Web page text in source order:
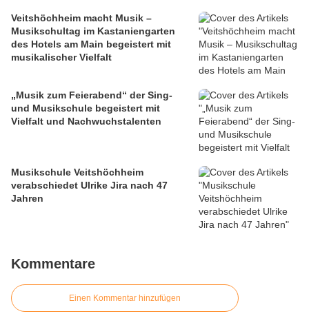
Veitshöchheim macht Musik –
Musikschultag im Kastaniengarten
des Hotels am Main begeistert mit
musikalischer Vielfalt
„Musik zum Feierabend“ der Sing-
und Musikschule begeistert mit
Vielfalt und Nachwuchstalenten
Musikschule Veitshöchheim
verabschiedet Ulrike Jira nach 47
Jahren
Kommentare
Einen Kommentar hinzufügen